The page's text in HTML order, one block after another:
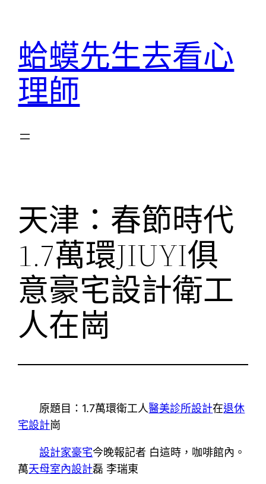
蛤蟆先生去看心
理師
天津：春節時代
1.7萬環JIUYI俱
意豪宅設計衛工
人在崗
原題目：1.7萬環衛工人醫美診所設計在退休
宅設計崗
設計家豪宅今晚報記者 白這時，咖啡館內。
萬天母室內設計磊 李瑞東